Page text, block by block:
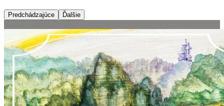
Predchádzajúce Ďalšie